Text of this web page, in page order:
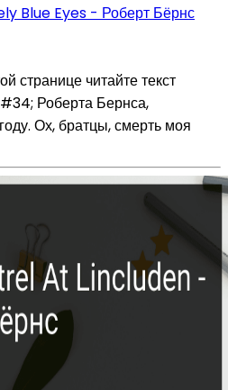
Blue Eyes - Роберт Бёрнс
странице читайте текст
Роберта Бернса,
Ох, братцы, смерть моя